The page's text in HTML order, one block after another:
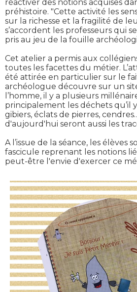
réactiver des notions acquises
préhistoire. "Cette activité les
sur la richesse et la fragilité de
s’accordent les professeurs qui
pris au jeu de la fouille
Cet atelier a permis aux
toutes les facettes du métier.
été attirée en particulier sur le
archéologue découvre sur un
l’homme, il y a plusieurs
principalement les déchets qu’il y
gibiers, éclats de pierres,
d'aujourd'hui seront aussi les
A l’issue de la séance, les élèves
fascicule reprenant les notions
peut-être l'envie d'exercer ce